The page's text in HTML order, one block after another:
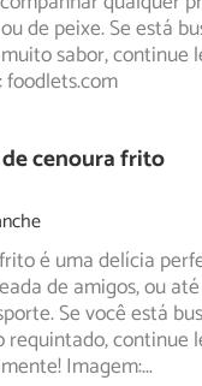
de peixe. Se está
sabor, continue
cenoura frito
é uma delícia
de amigos, ou
Se você está
continue
Imagem:...